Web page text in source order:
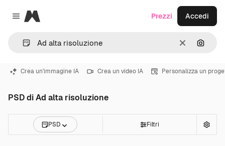
Close menu
Magnific
CancellaCerca
Prezzi Accedi
Crea un'immagine IA Crea un video IA Personalizza un
PSD di Ad alta risoluzione
PSD Filtri